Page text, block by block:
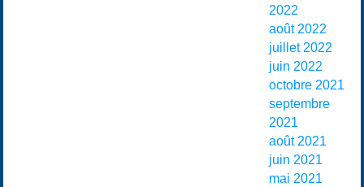
2022
août 2022
juillet 2022
juin 2022
octobre 2021
septembre
2021
août 2021
juin 2021
mai 2021